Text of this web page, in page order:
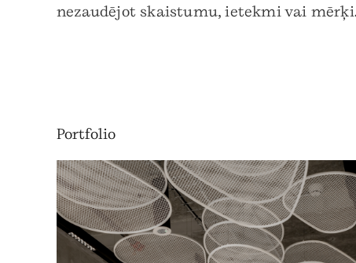
nezaudējot skaistumu, ietekmi vai
Portfolio